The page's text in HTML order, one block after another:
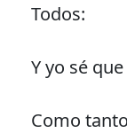
Todos:
Y yo sé
Como